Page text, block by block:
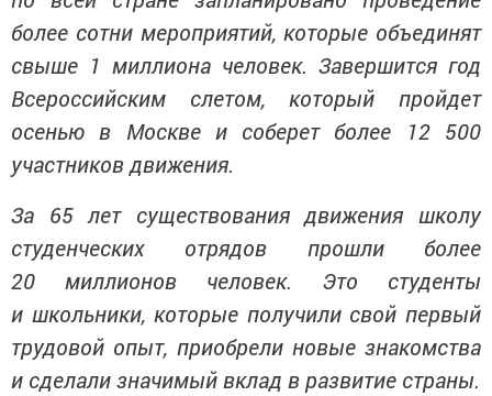
более сотни мероприятий, которые объединят
свыше 1 миллиона человек. Завершится год
Всероссийским слетом, который пройдет
осенью в Москве и соберет более 12 500
участников движения.
За 65 лет существования движения школу
студенческих отрядов прошли более
20 миллионов человек. Это студенты
и школьники, которые получили свой первый
трудовой опыт, приобрели новые знакомства
и сделали значимый вклад в развитие страны.